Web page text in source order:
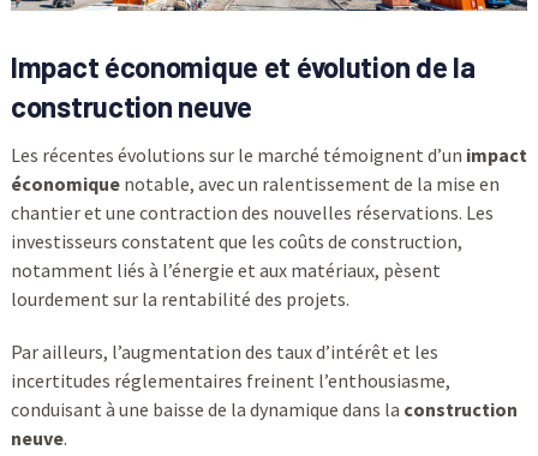
Impact économique et évolution de la
construction neuve
Les récentes évolutions sur le marché témoignent d’un impact
économiquenotable, avec un ralentissement de la mise en
chantier et une contraction des nouvelles réservations. Les
investisseurs constatent que les coûts de construction,
notamment liés à l’énergie et aux matériaux, pèsent
lourdement sur la rentabilité des projets.
Par ailleurs, l’augmentation des taux d’intérêt et les
incertitudes réglementaires freinent l’enthousiasme,
conduisant à une baisse de la dynamique dans la construction
neuve.